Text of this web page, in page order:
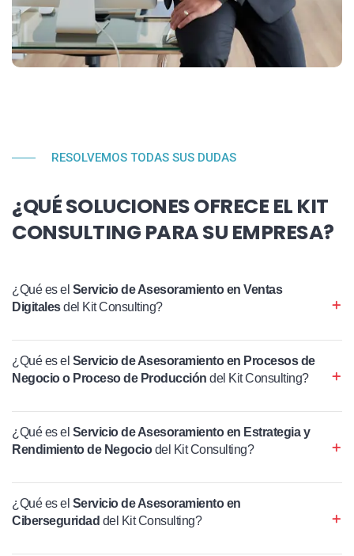
RESOLVEMOS TODAS SUS DUDAS
¿QUÉ SOLUCIONES OFRECE EL KIT
CONSULTING PARA SU EMPRESA?
¿Qué es el Servicio de Asesoramiento en Ventas
Digitalesdel Kit Consulting?
¿Qué es el Servicio de Asesoramiento en Procesos de
Negocio o Proceso de Producción del Kit Consulting?
¿Qué es el Servicio de Asesoramiento en Estrategia y
Rendimiento de Negociodel Kit Consulting?
¿Qué es el Servicio de Asesoramiento en
Ciberseguridad del Kit Consulting?